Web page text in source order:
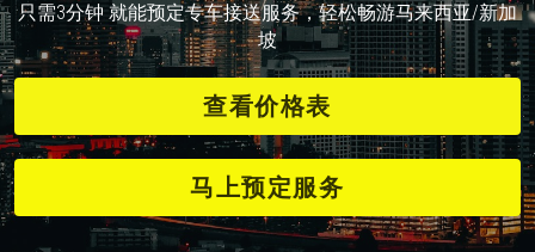
ENGLISH
只需3分钟 就能预定专车接送服务，轻松畅游马来西亚/新加
坡
查看价格表
马上预定服务